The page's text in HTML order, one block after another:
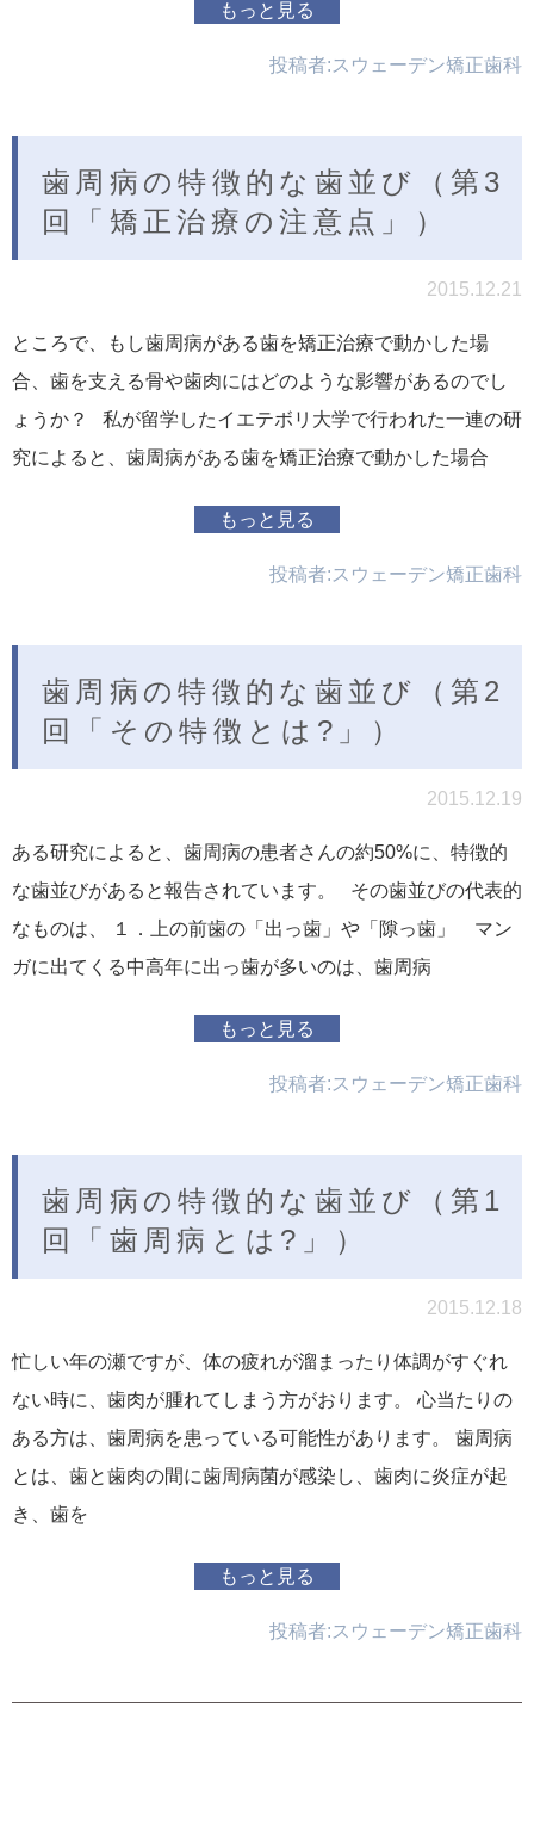
もっと見る
投稿者:スウェーデン矯正歯科
歯周病の特徴的な歯並び（第3
回「矯正治療の注意点」）
2015.12.21
ところで、もし歯周病がある歯を矯正治療で動かした場
合、歯を支える骨や歯肉にはどのような影響があるのでし
ょうか？ 私が留学したイエテボリ大学で行われた一連の研
究によると、歯周病がある歯を矯正治療で動かした場合
もっと見る
投稿者:スウェーデン矯正歯科
歯周病の特徴的な歯並び（第2
回「その特徴とは?」）
2015.12.19
ある研究によると、歯周病の患者さんの約50%に、特徴的
な歯並びがあると報告されています。 その歯並びの代表的
なものは、 １．上の前歯の「出っ歯」や「隙っ歯」 マン
ガに出てくる中高年に出っ歯が多いのは、歯周病
もっと見る
投稿者:スウェーデン矯正歯科
歯周病の特徴的な歯並び（第1
回「歯周病とは?」）
2015.12.18
忙しい年の瀬ですが、体の疲れが溜まったり体調がすぐれ
ない時に、歯肉が腫れてしまう方がおります。 心当たりの
ある方は、歯周病を患っている可能性があります。 歯周病
とは、歯と歯肉の間に歯周病菌が感染し、歯肉に炎症が起
き、歯を
もっと見る
投稿者:スウェーデン矯正歯科